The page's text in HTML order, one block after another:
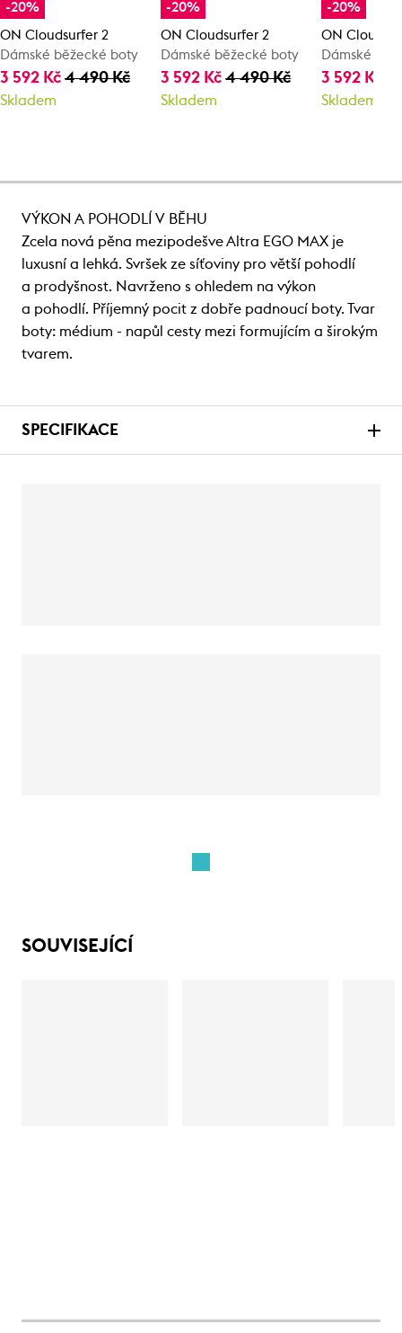
-20%
ON Cloudsurfer 2
Dámské běžecké boty
3 592 Kč 4 490 Kč
Skladem
-20%
ON Cloudsurfer 2
Dámské běžecké boty
3 592 Kč4 490 Kč
Skladem
-20%
ON
Dámské
3 592 Kč
Skladem
VÝKON A POHODLÍ V BĚHU
Zcela nová pěna mezipodešve Altra EGO MAX je
luxusní a lehká. Svršek ze síťoviny pro větší pohodlí
a prodyšnost. Navrženo s ohledem na výkon
a pohodlí. Příjemný pocit z dobře padnoucí boty. Tvar
boty: médium - napůl cesty mezi formujícím a širokým
tvarem.
SPECIFIKACE
SOUVISEJÍCÍ